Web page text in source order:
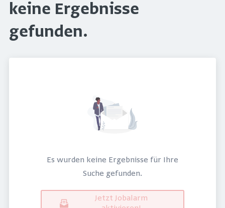
keine Ergebnisse
gefunden.
Es wurden keine Ergebnisse für Ihre
Suche gefunden.
Jetzt Jobalarm